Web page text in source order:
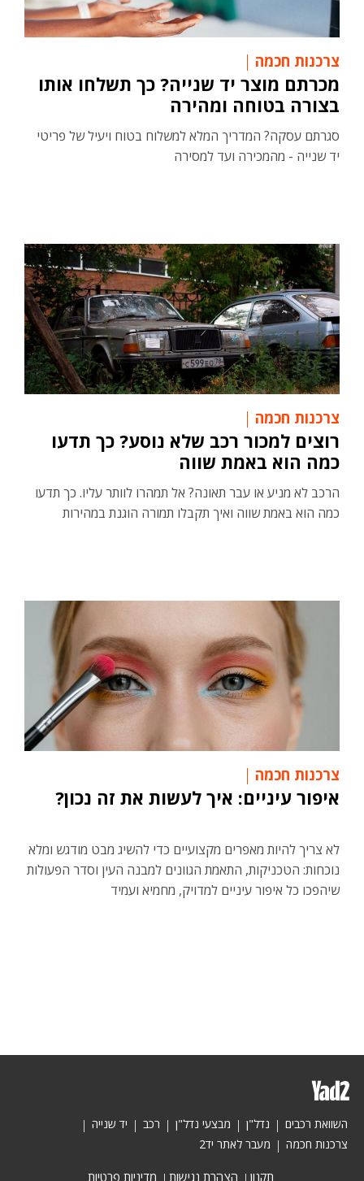
צרכנות חכמה
מכרתם מוצר יד שנייה? כך תשלחו אותו
בצורה בטוחה ומהירה
סגרתם עסקה? המדריך המלא למשלוח בטוח ויעיל של פריטי
יד שנייה - מהמכירה ועד למסירה
צרכנות חכמה
רוצים למכור רכב שלא נוסע? כך תדעו
כמה הוא באמת שווה
הרכב לא מניע או עבר תאונה? אל תמהרו לוותר עליו. כך תדעו
כמה הוא באמת שווה ואיך תקבלו תמורה הוגנת במהירות
צרכנות חכמה
איפור עיניים: איך לעשות את זה נכון?
לא צריך להיות מאפרים מקצועיים כדי להשיג מבט מודגש ומלא
נוכחות: הטכניקות, התאמת הגוונים למבנה העין וסדר הפעולות
שיהפכו כל איפור עיניים למדויק, מחמיא ועמיד
השוואת רכבים נדל"ן מבצעי נדל"ן רכב
יד שנייה
צרכנות חכמה
מעבר לאתר יד2
תקנון הצהרת נגישות מדיניות פרטיות